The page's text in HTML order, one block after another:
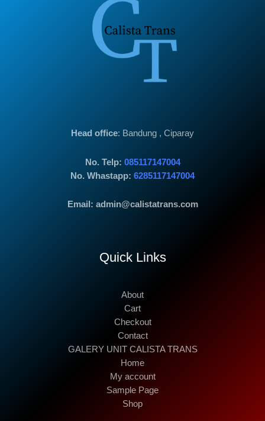
Head office: Bandung , Ciparay
No. Telp: 085117147004
No. Whastapp: 6285117147004
Email: admin@calistatrans.com
Quick Links
About
Cart
Checkout
Contact
GALERY UNIT CALISTA TRANS
Home
My account
Sample Page
Shop